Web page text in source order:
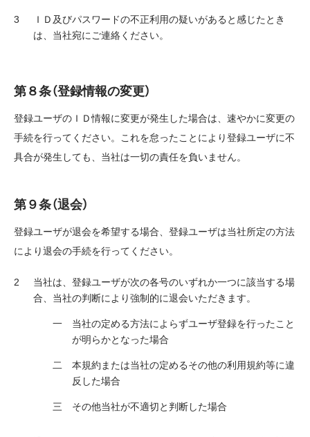
ＩＤ及びパスワードの不正利用の疑いがあると感じたとき
は、当社宛にご連絡ください。
第８条（登録情報の変更）
登録ユーザのＩＤ情報に変更が発生した場合は、速やかに変更の
手続を行ってください。これを怠ったことにより登録ユーザに不
具合が発生しても、当社は一切の責任を負いません。
第９条（退会）
登録ユーザが退会を希望する場合、登録ユーザは当社所定の方法
により退会の手続を行ってください。
当社は、登録ユーザが次の各号のいずれか一つに該当する場
合、当社の判断により強制的に退会いただきます。
当社の定める方法によらずユーザ登録を行ったこと
が明らかとなった場合
本規約または当社の定めるその他の利用規約等に違
反した場合
その他当社が不適切と判断した場合